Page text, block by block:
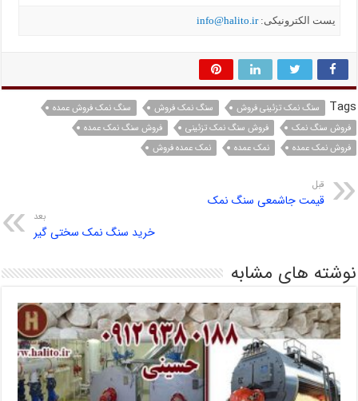
یست الکترونیکی:info@halito.ir
Tags سنگ نمک تزئینی فروش سنگ نمک فروش
سنگ نمک فروش عمده
فروش سنگ نمک
فروش سنگ نمک تزئینی
فروش سنگ نمک عمده
فروش نمک عمده
نمک عمده نمک عمده فروش
قبل
قیمت جاشمعی سنگ نمک
بعد
خرید سنگ نمک سختی گیر
نوشته های مشابه